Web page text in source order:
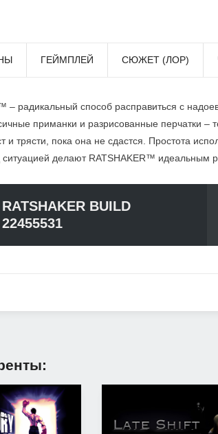
ГЕЙМПЛЕЙ СЮЖЕТ (ЛОР)
– радикальный способ расправиться с
приманки и разрисованные перчатки –
и трясти, пока она не сдастся. Простота
ситуацией делают RATSHAKER™ идеальным
RATSHAKER BUILD
22455531